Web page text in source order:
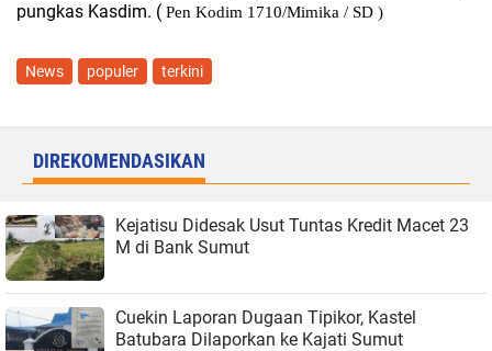
pungkas Kasdim. ( Pen Kodim 1710/Mimika / SD )
News populer terkini
DIREKOMENDASIKAN
Kejatisu Didesak Usut Tuntas Kredit Macet 23
M di Bank Sumut
Cuekin Laporan Dugaan Tipikor, Kastel
Batubara Dilaporkan ke Kajati Sumut